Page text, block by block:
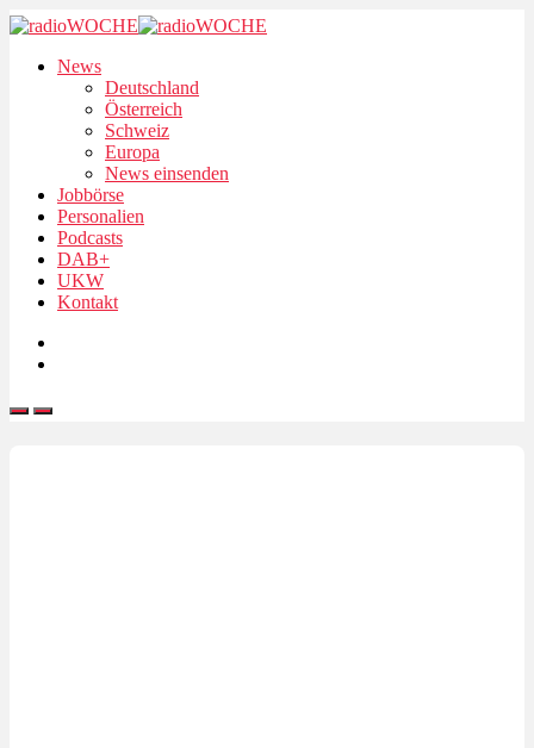
News
Deutschland
Österreich
Schweiz
Europa
News einsenden
Jobbörse
Personalien
Podcasts
DAB+
UKW
Kontakt